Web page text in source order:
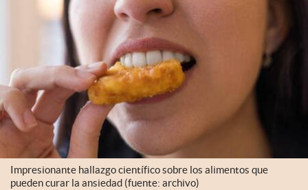
Impresionante hallazgo científico sobre los alimentos que
pueden curar la ansiedad (fuente: archivo)